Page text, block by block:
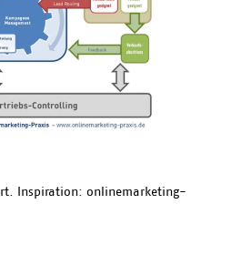
Inspiration: onlinemarketing-